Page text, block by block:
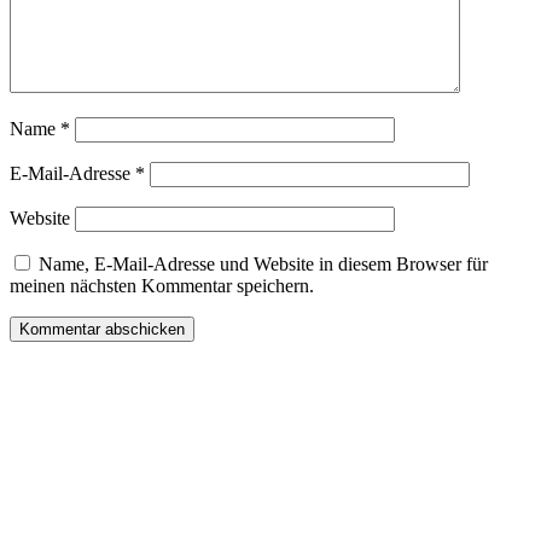
Name *
E-Mail-Adresse *
Website
Name, E-Mail-Adresse und Website in diesem Browser für
meinen nächsten Kommentar speichern.